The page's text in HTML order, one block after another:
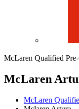
McLaren Qualified
McLaren
McLaren